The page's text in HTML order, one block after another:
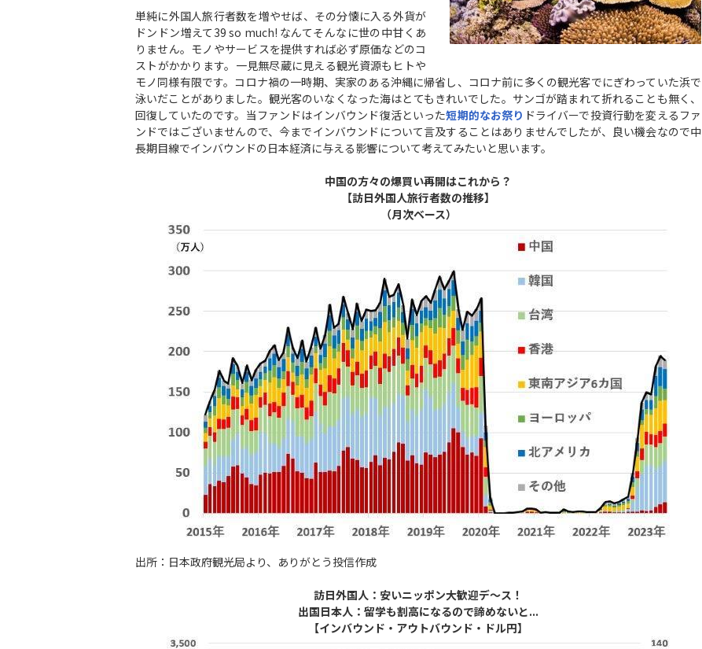
単純に外国人旅行者数を増やせば、その分懐に入る外貨が
ドンドン増えて39 so much! なんてそんなに世の中甘くあ
りません。モノやサービスを提供すれば必ず原価などのコ
ストがかかります。一見無尽蔵に見える観光資源もヒトや
モノ同様有限です。コロナ禍の一時期、実家のある沖縄に帰省し、コロナ前に多くの観光客でにぎわっていた浜で
泳いだことがありました。観光客のいなくなった海はとてもきれいでした。サンゴが踏まれて折れることも無く、
回復していたのです。当ファンドはインバウンド復活といった短期的なお祭り ドライバーで投資行動を変えるファ
ンドではございませんので、今までインバウンドについて言及することはありませんでしたが、良い機会なので中
長期目線でインバウンドの日本経済に与える影響について考えてみたいと思います。
中国の方々の爆買い再開はこれから？
【訪日外国人旅行者数の推移】
（月次ベース）
出所：日本政府観光局より、ありがとう投信作成
訪日外国人：安いニッポン大歓迎デ～ス！
出国日本人：留学も割高になるので諦めないと...
【インバウンド・アウトバウンド・ドル円】